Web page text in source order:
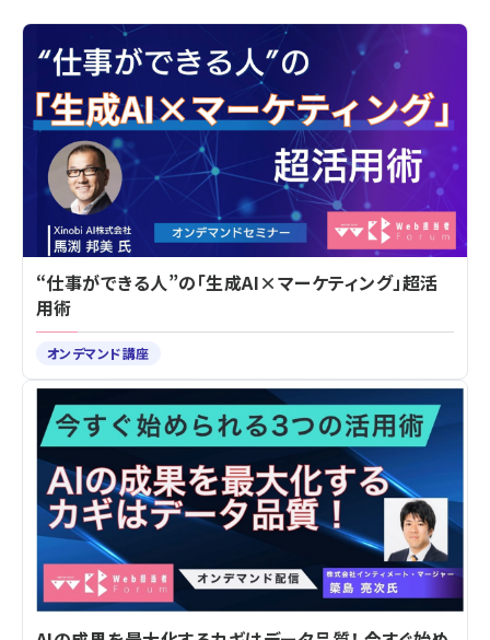
“仕事ができる人”の「生成AI×マーケティング」超活
用術
オンデマンド講座